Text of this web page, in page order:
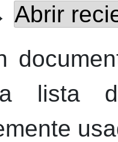
Abrir
lista